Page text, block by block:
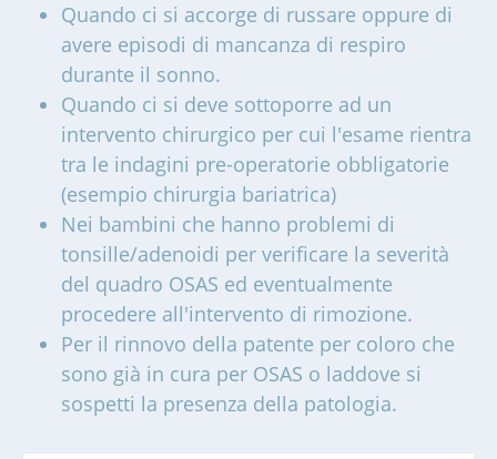
Quando ci si accorge di russare oppure di
avere episodi di mancanza di respiro
durante il sonno.
Quando ci si deve sottoporre ad un
intervento chirurgico per cui l'esame rientra
tra le indagini pre-operatorie obbligatorie
(esempio chirurgia bariatrica)
Nei bambini che hanno problemi di
tonsille/adenoidi per verificare la severità
del quadro OSAS ed eventualmente
procedere all'intervento di rimozione.
Per il rinnovo della patente per coloro che
sono già in cura per OSAS o laddove si
sospetti la presenza della patologia.